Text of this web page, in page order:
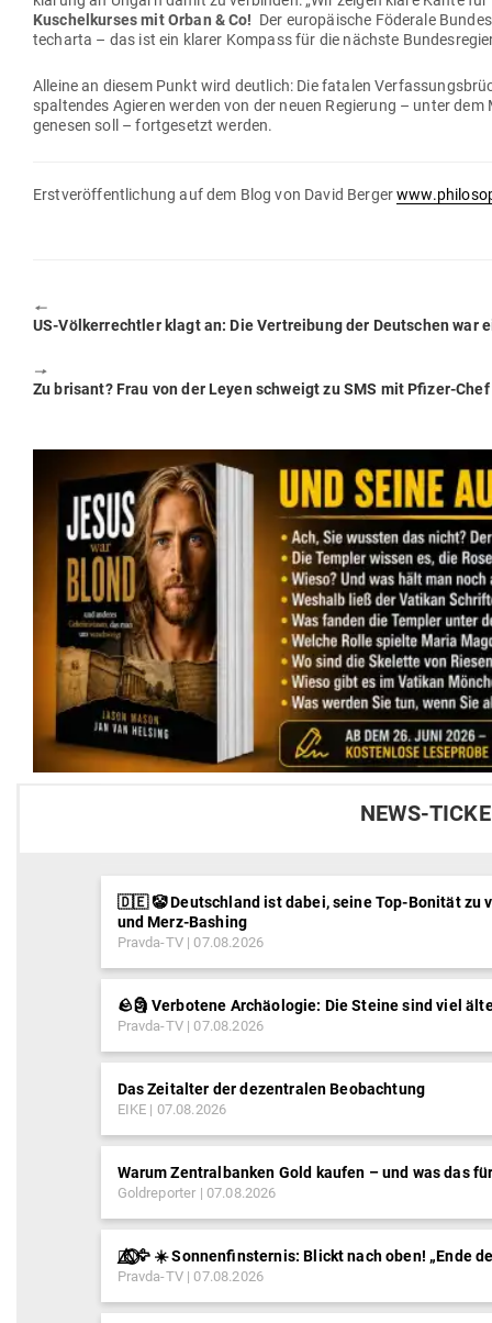
Kuschel­kurses mit Orban & Co! Der euro­päische Föderale
te­charta – das ist ein klarer Kompass für die nächste
Alleine an diesem Punkt wird deutlich: Die fatalen
spal­tendes Agieren werden von der neuen Regierung – unter
genesen soll – fort­ge­setzt werden.
Erst­ver­öf­fent­li­chung auf dem Blog von David Berger
🠔
Previous
US-Völ­ker­rechtler klagt an: Die Ver­treibung der Deut­schen war
🠖
Next
Zu brisant? Frau von der Leyen schweigt zu SMS mit Pfizer-Chef
NEWS-
🇩🇪 🤡 Deutschland ist dabei, seine Top-Bonität zu
und Merz-Bashing
Pravda-TV 07.08.2026
🪨🗿 Verbotene Archäologie: Die Steine sind viel
Pravda-TV 07.08.2026
Das Zeitalter der dezentralen Beobachtung
EIKE 07.08.2026
Warum Zentralbanken Gold kaufen – und was das
Goldreporter 07.08.2026
🐦‍🔥⃤⃟⃝🦅 ☀️ Sonnenfinsternis: Blickt nach oben! „Ende
Pravda-TV 07.08.2026